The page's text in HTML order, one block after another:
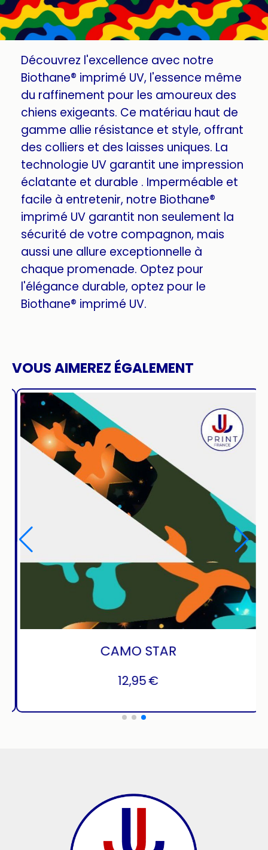
Découvrez l'excellence avec notre
Biothane® imprimé UV, l'essence même
du raffinement pour les amoureux des
chiens exigeants. Ce matériau haut de
gamme allie résistance et style, offrant
des colliers et des laisses uniques. La
technologie UV garantit une impression
éclatante et durable . Imperméable et
facile à entretenir, notre Biothane®
imprimé UV garantit non seulement la
sécurité de votre compagnon, mais
aussi une allure exceptionnelle à
chaque promenade. Optez pour
l'élégance durable, optez pour le
Biothane® imprimé UV.
VOUS AIMEREZ ÉGALEMENT
CAMO DIGITAL
12,95€